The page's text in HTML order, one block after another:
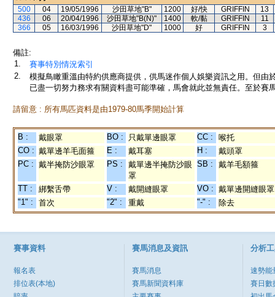
500
04 19/05/1996 沙田草地"B" 1200 好/快 GRIFFIN
13
436
06 20/04/1996 沙田草地"B(N)" 1400 軟/黏 GRIFFIN
11
366
05 16/03/1996 沙田草地"D" 1000 好 GRIFFIN 3
備註:
1.
賽事特別情況索引
2.
模擬鳥瞰重溫由特約供應商提供，供馬迷作個人娛樂資訊之用。但
已盡一切努力務求有關資料盡可能準確，馬會就此並無責任。至於賽
請留意 : 所有馬匹資料是由1979-80馬季開始計算
B : 戴眼罩 BO : 只戴單邊眼罩 CC :
喉托
CO : 戴單邊羊毛面箍 E : 戴耳塞 H :
戴頭罩
PC : 戴半掩防沙眼罩 PS :
戴單邊半掩防沙眼
罩
SB : 戴羊毛額箍
TT : 綁繫舌帶 V : 戴開縫眼罩 VO : 戴單邊開縫眼罩
"1" :
首次 "2" : 重戴 "-" : 除去
賽事資料
報名表
排位表(本地)
賽馬消息及資訊
賽馬消息
賽馬新聞資料庫
分析
速勢能
賽日數